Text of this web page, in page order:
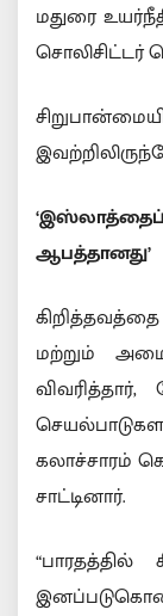
மதுரை
சொலிசிட்டர்
ஆபத்தானது’
மற்றும்
கலாச்சாரம்
சாட்டினார்.